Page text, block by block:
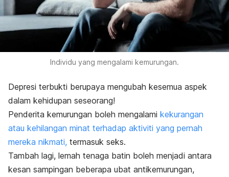
Individu yang mengalami kemurungan.
Depresi terbukti berupaya mengubah kesemua aspek
dalam kehidupan seseorang!
Penderita kemurungan boleh mengalami kekurangan
atau kehilangan minat terhadap aktiviti yang pernah
mereka nikmati, termasuk seks.
Tambah lagi, lemah tenaga batin boleh menjadi antara
kesan sampingan beberapa ubat antikemurungan,